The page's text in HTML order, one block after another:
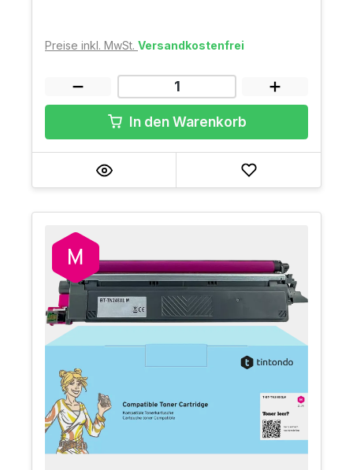
Preise inkl. MwSt. Versandkostenfrei
In den Warenkorb